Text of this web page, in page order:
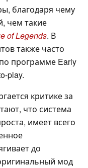
благодаря чему
чем такие
of Legends. В
также часто
программе Early
play.
критике за
что система
имеет всего
до
мод